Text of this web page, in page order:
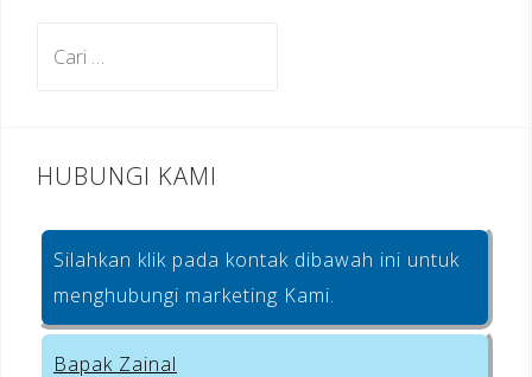
HUBUNGI KAMI
Silahkan klik pada kontak dibawah ini untuk
menghubungi marketing Kami.
Bapak Zainal